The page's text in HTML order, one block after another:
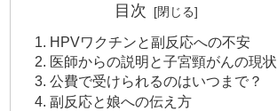
目次
HPVワクチンと副反応への不安
医師からの説明と子宮頸がんの現状
公費で受けられるのはいつまで？
副反応と娘への伝え方